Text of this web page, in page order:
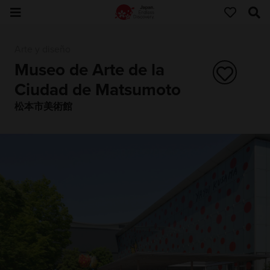
Museo de Arte de la
Ciudad de Matsumoto
松本市美術館